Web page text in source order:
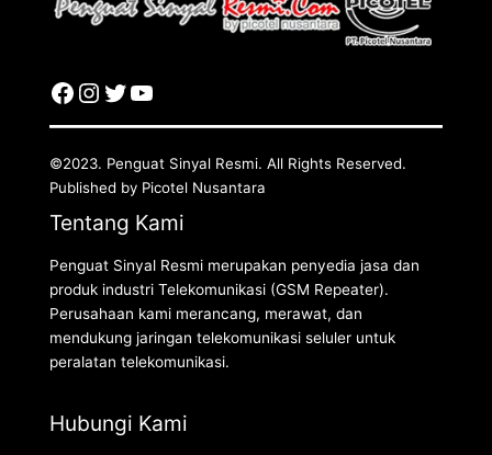
©2023. Penguat Sinyal Resmi. All Rights Reserved.
Published by Picotel Nusantara
Tentang Kami
Penguat Sinyal Resmi merupakan penyedia jasa dan
produk industri Telekomunikasi (GSM Repeater).
Perusahaan kami merancang, merawat, dan
mendukung jaringan telekomunikasi seluler untuk
peralatan telekomunikasi.
Hubungi Kami